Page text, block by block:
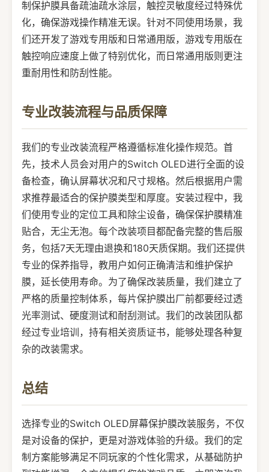
制保护膜具备疏油疏水涂层，触控灵敏度经过特殊优
化，确保游戏操作精准无误。针对不同使用场景，我
们还开发了游戏专用版和日常通用版，游戏专用版在
触控响应速度上做了特别优化，而日常通用版则更注
重耐用性和防刮性能。
专业改装流程与品质保障
我们的专业改装流程严格遵循标准化操作规范。首
先，技术人员会对用户的Switch OLED进行全面的设
备检查，确认屏幕状况和尺寸规格。然后根据用户需
求推荐最适合的保护膜类型和厚度。安装过程中，我
们使用专业的定位工具和除尘设备，确保保护膜精准
贴合，无尘无泡。每个改装项目都配备完整的售后服
务，包括7天无理由退换和180天质保期。我们还提供
专业的保养指导，教用户如何正确清洁和维护保护
膜，延长使用寿命。为了确保改装质量，我们建立了
严格的质量控制体系，每片保护膜出厂前都要经过透
光率测试、硬度测试和耐刮测试。我们的改装团队都
经过专业培训，持有相关资质证书，能够处理各种复
杂的改装需求。
总结
选择专业的Switch OLED屏幕保护膜改装服务，不仅
是对设备的保护，更是对游戏体验的升级。我们的定
制方案能够满足不同玩家的个性化需求，从基础防护